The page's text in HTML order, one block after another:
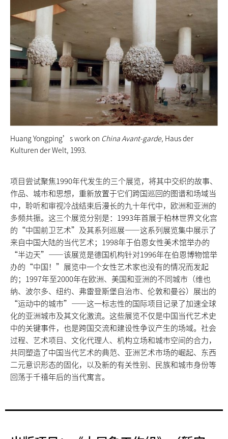
Huang Yongping’s work on China Avant-garde, Haus der
Kulturen der Welt, 1993.
项目尝试聚焦1990年代发生的三个展览，将其中交织的故事、
作品、城市和思想，重新放置于它们跨国巡回的图谱和场域当
中，聆听和审视冷战结束后漫长的九十年代中，欧洲和亚洲的
多频共振。这三个展览分别是：1993年首展于柏林世界文化宫
的“中国前卫艺术”及其系列巡展——这系列展览集中展示了
来自中国大陆的当代艺术；1998年于伯恩女性美术馆举办的
“半边天”——该展览是德国机构针对1996年在伯恩博物馆举
办的“中国！”展览中一个女性艺术家也没有的情况而发起
的；1997年至2000年在欧洲、美国和亚洲的不同城市（维也
纳、波尔多、纽约、弗雷登斯堡自治市、伦敦和曼谷）展出的
“运动中的城市”——这一标志性的国际项目记录了加速全球
化的亚洲城市及其文化激流。这些展览不仅是中国当代艺术史
中的关键事件，也是跨国交流和建设性争议产生的场域。社会
过程、艺术项目、文化代理人、机构立场和城市空间的合力，
共同塑造了中国当代艺术的典范、亚洲艺术市场的崛起、东西
二元意识形态的固化，以及新的有关性别、民族和城市身份等
回荡于千禧年后的当代寓言。